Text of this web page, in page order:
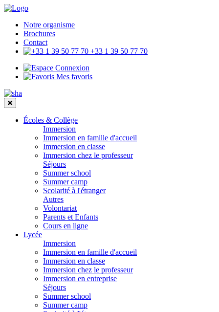
Notre organisme
Brochures
Contact
+33 1 39 50 77 70
Connexion
Mes favoris
Écoles & Collège
Immersion
Immersion en famille d'accueil
Immersion en classe
Immersion chez le professeur
Séjours
Summer school
Summer camp
Scolarité à l'étranger
Autres
Volontariat
Parents et Enfants
Cours en ligne
Lycée
Immersion
Immersion en famille d'accueil
Immersion en classe
Immersion chez le professeur
Immersion en entreprise
Séjours
Summer school
Summer camp